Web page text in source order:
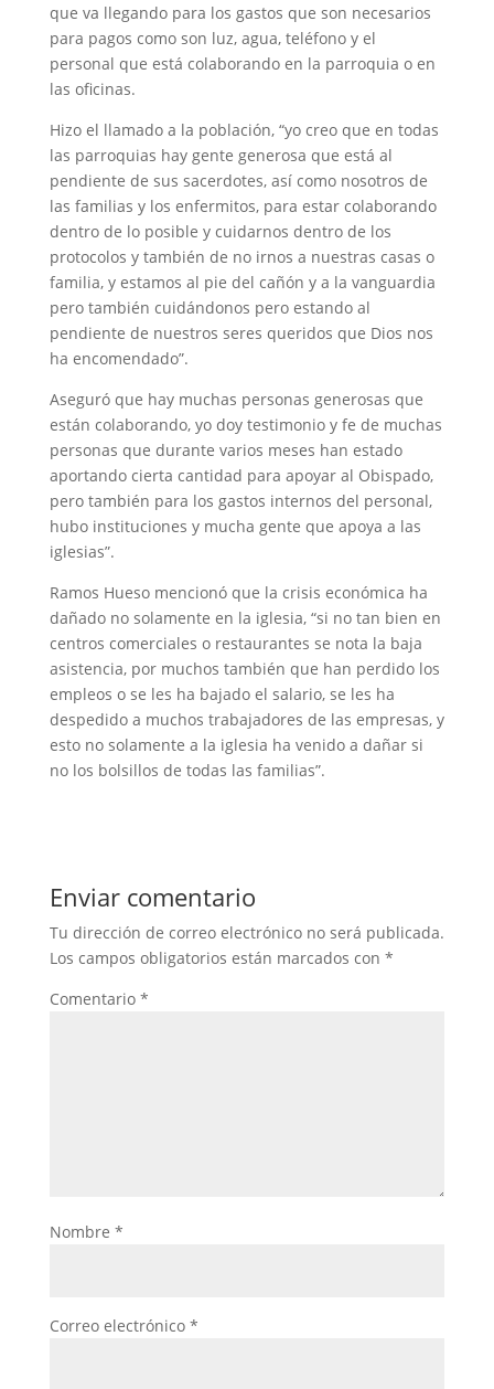
que va llegando para los gastos que son necesarios
para pagos como son luz, agua, teléfono y el
personal que está colaborando en la parroquia o en
las oficinas.
Hizo el llamado a la población, “yo creo que en todas
las parroquias hay gente generosa que está al
pendiente de sus sacerdotes, así como nosotros de
las familias y los enfermitos, para estar colaborando
dentro de lo posible y cuidarnos dentro de los
protocolos y también de no irnos a nuestras casas o
familia, y estamos al pie del cañón y a la vanguardia
pero también cuidándonos pero estando al
pendiente de nuestros seres queridos que Dios nos
ha encomendado”.
Aseguró que hay muchas personas generosas que
están colaborando, yo doy testimonio y fe de muchas
personas que durante varios meses han estado
aportando cierta cantidad para apoyar al Obispado,
pero también para los gastos internos del personal,
hubo instituciones y mucha gente que apoya a las
iglesias”.
Ramos Hueso mencionó que la crisis económica ha
dañado no solamente en la iglesia, “si no tan bien en
centros comerciales o restaurantes se nota la baja
asistencia, por muchos también que han perdido los
empleos o se les ha bajado el salario, se les ha
despedido a muchos trabajadores de las empresas, y
esto no solamente a la iglesia ha venido a dañar si
no los bolsillos de todas las familias”.
Enviar comentario
Tu dirección de correo electrónico no será publicada.
Los campos obligatorios están marcados con *
Comentario *
Nombre *
Correo electrónico *